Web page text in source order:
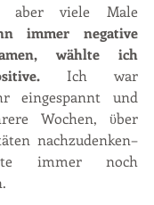
aber viele Male
immer negative
wählte ich
Ich war
eingespannt und
Wochen, ϋber
nachzudenken–
immer noch